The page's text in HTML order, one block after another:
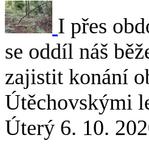
I přes
se oddíl náš
zajistit konání
Útěchovskými
Úterý 6. 10.